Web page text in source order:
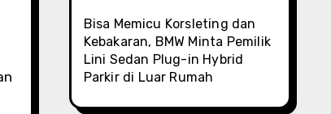
Bisa Memicu Korsleting dan
Kebakaran, BMW Minta Pemilik
Lini Sedan Plug-in Hybrid
Parkir di Luar Rumah